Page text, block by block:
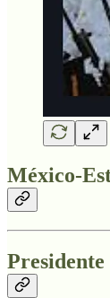
México-